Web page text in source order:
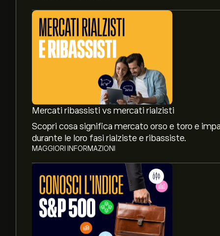
Mercati ribassisti vs mercati rialzisti
Scopri cosa significa mercato orso e toro e
durante le loro fasi rialziste e ribassiste.
MAGGIORI INFORMAZIONI
Il prezzo attuale di CHINA50 è 15,100.05‎$‎